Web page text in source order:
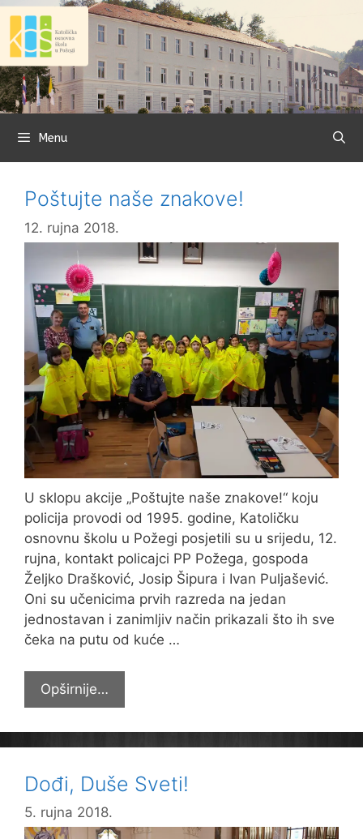
Preskoči
sadržaj
Menu
Poštujte naše znakove!
12. rujna 2018.
U sklopu akcije „Poštujte naše znakove!“ koju
policija provodi od 1995. godine, Katoličku
osnovnu školu u Požegi posjetili su u srijedu, 12.
rujna, kontakt policajci PP Požega, gospoda
Željko Drašković, Josip Šipura i Ivan Puljašević.
Oni su učenicima prvih razreda na jedan
jednostavan i zanimljiv način prikazali što ih sve
čeka na putu od kuće …
Opširnije…
naše
znakove!
Dođi, Duše Sveti!
5. rujna 2018.